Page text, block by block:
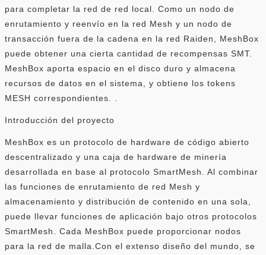
para completar la red de red local. Como un nodo de
enrutamiento y reenvío en la red Mesh y un nodo de
transacción fuera de la cadena en la red Raiden, MeshBox
puede obtener una cierta cantidad de recompensas SMT.
MeshBox aporta espacio en el disco duro y almacena
recursos de datos en el sistema, y ​​obtiene los tokens
MESH correspondientes. .
Introducción del proyecto
MeshBox es un protocolo de hardware de código abierto
descentralizado y una caja de hardware de minería
desarrollada en base al protocolo SmartMesh. Al combinar
las funciones de enrutamiento de red Mesh y
almacenamiento y distribución de contenido en una sola,
puede llevar funciones de aplicación bajo otros protocolos
SmartMesh. Cada MeshBox puede proporcionar nodos
para la red de malla.Con el extenso diseño del mundo, se